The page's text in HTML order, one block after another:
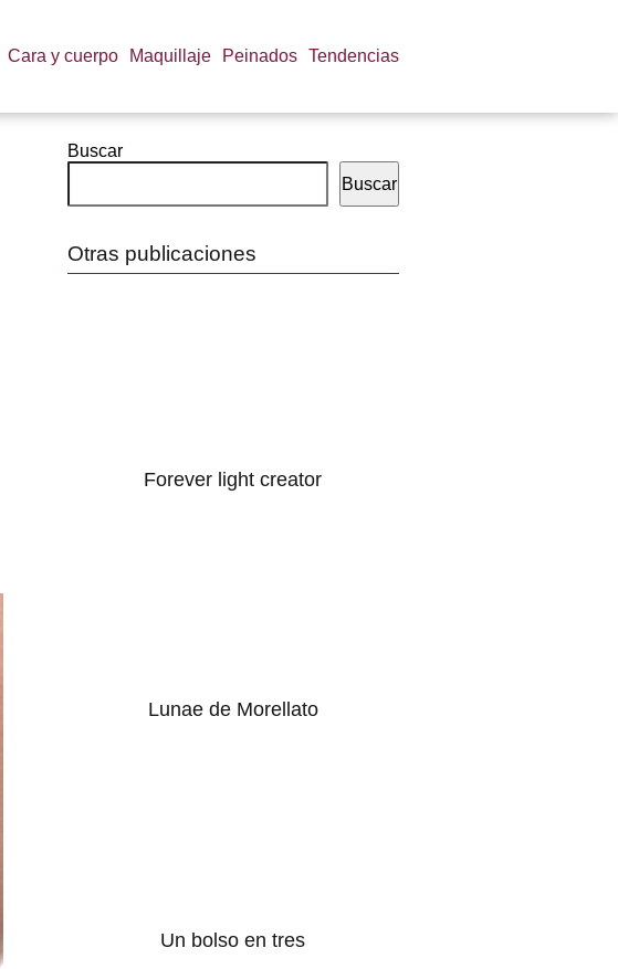
Cara y cuerpo Maquillaje Peinados Tendencias
Buscar
Buscar
Otras publicaciones
Forever light creator
Lunae de Morellato
Un bolso en tres